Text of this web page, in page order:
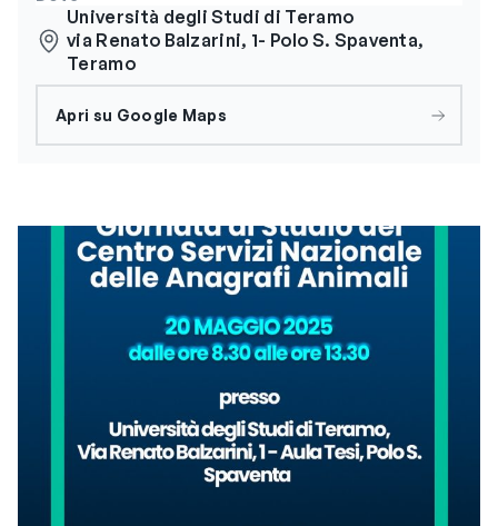
Università degli Studi di Teramo
via Renato Balzarini, 1- Polo S. Spaventa,
Teramo
Apri su Google Maps